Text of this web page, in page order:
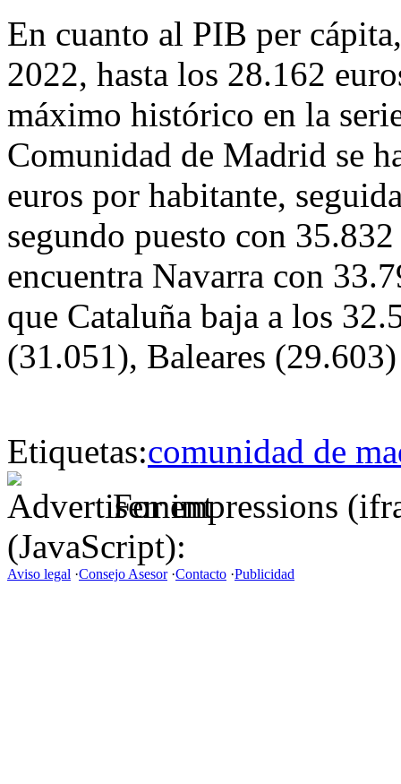
En cuanto al PIB per
2022, hasta los 28.162
máximo histórico en la
Comunidad de Madrid se
euros por habitante,
segundo puesto con
encuentra Navarra con
que Cataluña baja a los
(31.051), Baleares
Etiquetas:comunidad de
For impressions
(JavaScript):
Aviso legal ·Consejo Asesor·Contacto ·Publicidad